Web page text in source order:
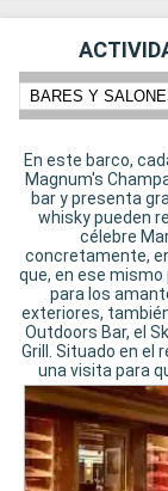
BARES Y
En este barco,
Magnum's
bar y presenta
whisky pueden
célebre
concretamente,
que, en ese mismo
para los
exteriores,
Outdoors Bar, el
Grill. Situado en el
una visita para